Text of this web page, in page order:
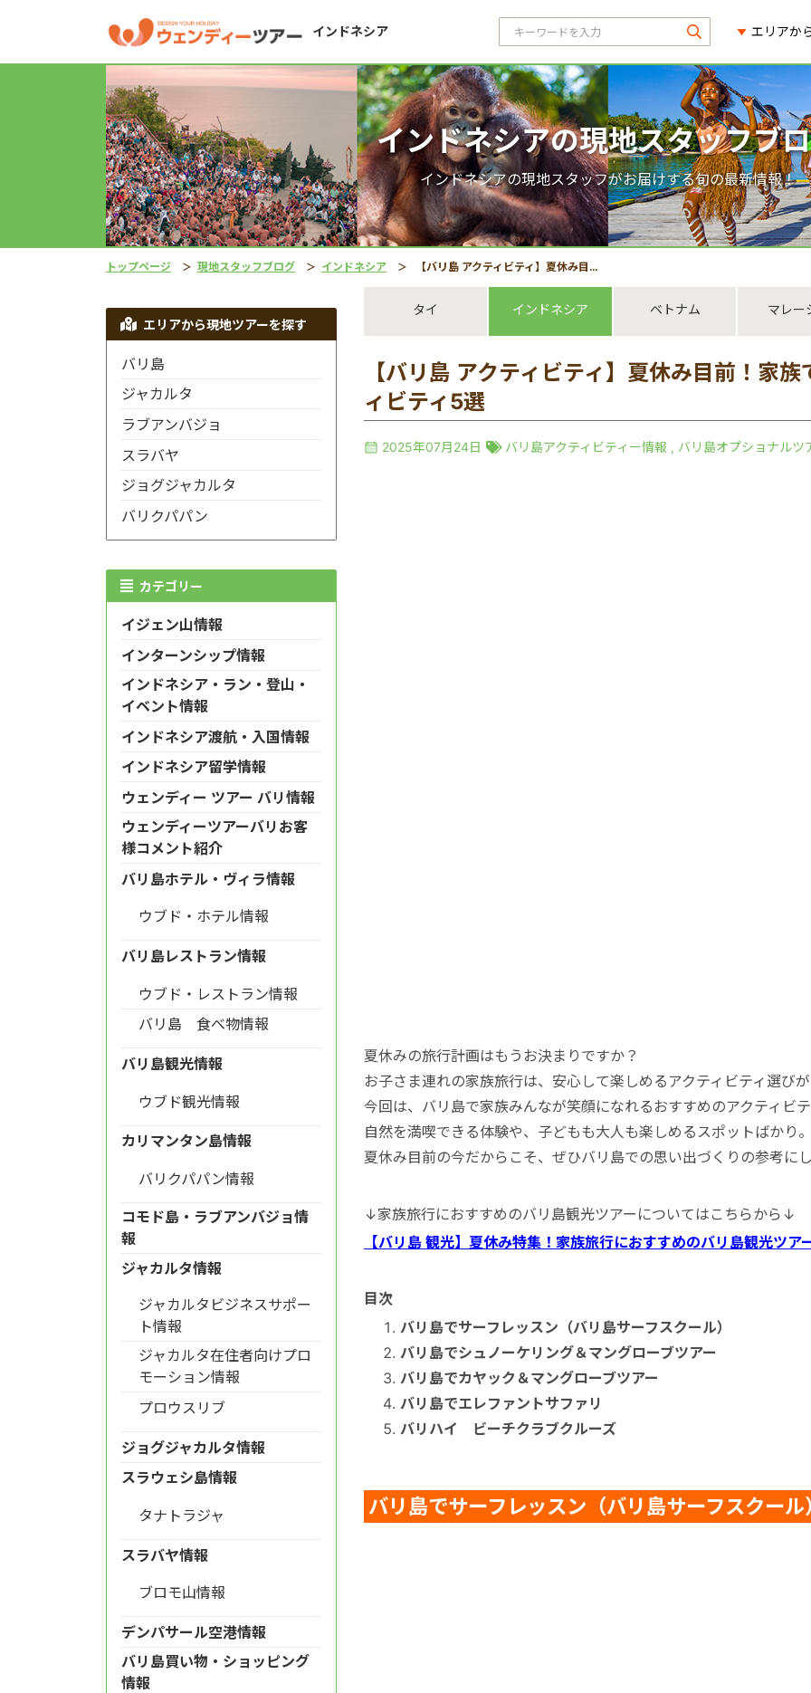
インドネシア エリアか
インドネシアの現地スタッフブ
インドネシアの現地スタッフがお届けする旬の最新情報！
トップページ 現地スタッフブログ インドネシア 【バリ島 アクティビティ】夏休み目前！家族で楽しむバリ島おすすめアクティビティ5選
タイ インドネシア ベトナム マレー
【バリ島 アクティビティ】夏休み目前！家
ィビティ5選
2025年07月24日 バリ島アクティビティー情報 , バリ島オプショナルツ
夏休みの旅行計画はもうお決まりですか？
お子さま連れの家族旅行は、安心して楽しめるアクティビティ選びが
今回は、バリ島で家族みんなが笑顔になれるおすすめのアクティビ
自然を満喫できる体験や、子どもも大人も楽しめるスポットばかり。
夏休み目前の今だからこそ、ぜひバリ島での思い出づくりの参考に
↓家族旅行におすすめのバリ島観光ツアーについてはこちらから↓
【バリ島 観光】夏休み特集！家族旅行におすすめのバリ島観光ツ
目次
バリ島でサーフレッスン（バリ島サーフスクール）
バリ島でシュノーケリング＆マングローブツアー
バリ島でカヤック＆マングローブツアー
バリ島でエレファントサファリ
バリハイ ビーチクラブクルーズ
バリ島でサーフレッスン（バリ島サーフスクール
エリアから現地ツアーを探す
バリ島
ジャカルタ
ラブアンバジョ
スラバヤ
ジョグジャカルタ
バリクパパン
カテゴリー
イジェン山情報
インターンシップ情報
インドネシア・ラン・登山・
イベント情報
インドネシア渡航・入国情報
インドネシア留学情報
ウェンディー ツアー バリ情報
ウェンディーツアーバリお客
様コメント紹介
バリ島ホテル・ヴィラ情報
ウブド・ホテル情報
バリ島レストラン情報
ウブド・レストラン情報
バリ島 食べ物情報
バリ島観光情報
ウブド観光情報
カリマンタン島情報
バリクパパン情報
コモド島・ラブアンバジョ情
報
ジャカルタ情報
ジャカルタビジネスサポー
ト情報
ジャカルタ在住者向けプロ
モーション情報
プロウスリブ
ジョグジャカルタ情報
スラウェシ島情報
タナトラジャ
スラバヤ情報
ブロモ山情報
デンパサール空港情報
バリ島買い物・ショッピング
情報